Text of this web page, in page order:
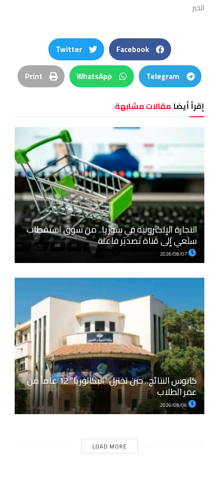
الخبر
Facebook
Twitter
Telegram
WhatsApp
Print
إقرأ أيضا مقالات مشابهة
التجارة الإلكترونية في سوريا.. من سوق استقطاب
سلعي إلى قناة تصدير فاعلة
كابوس النتائج.. حين تختزل “البكالوريا” 12 عاماً من
عمر الطلاب
LOAD MORE